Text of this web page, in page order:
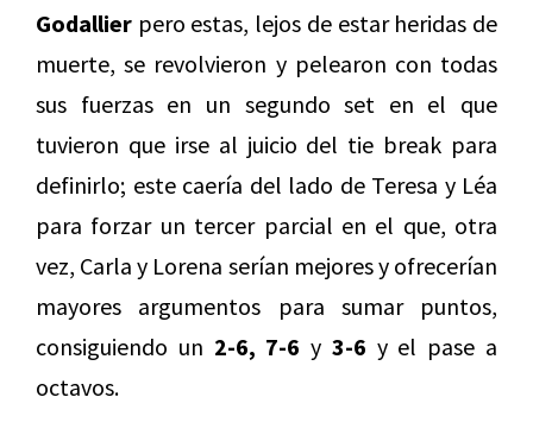
Godallier pero estas, lejos de estar heridas de
muerte, se revolvieron y pelearon con todas
sus fuerzas en un segundo set en el que
tuvieron que irse al juicio del tie break para
definirlo; este caería del lado de Teresa y Léa
para forzar un tercer parcial en el que, otra
vez, Carla y Lorena serían mejores y ofrecerían
mayores argumentos para sumar puntos,
consiguiendo un 2-6, 7-6 y 3-6 y el pase a
octavos.